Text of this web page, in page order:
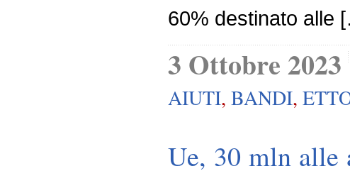
60% destinato alle
3 Ottobre 2023
AIUTI, BANDI,
Ue, 30 mln alle